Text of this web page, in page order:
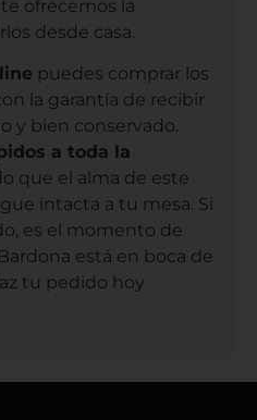
te ofrecemos la
desde casa.
puedes comprar los
la garantía de recibir
y bien conservado.
a toda la
que el alma de este
intacta a tu mesa. Si
es el momento de
está en boca de
tu pedido hoy